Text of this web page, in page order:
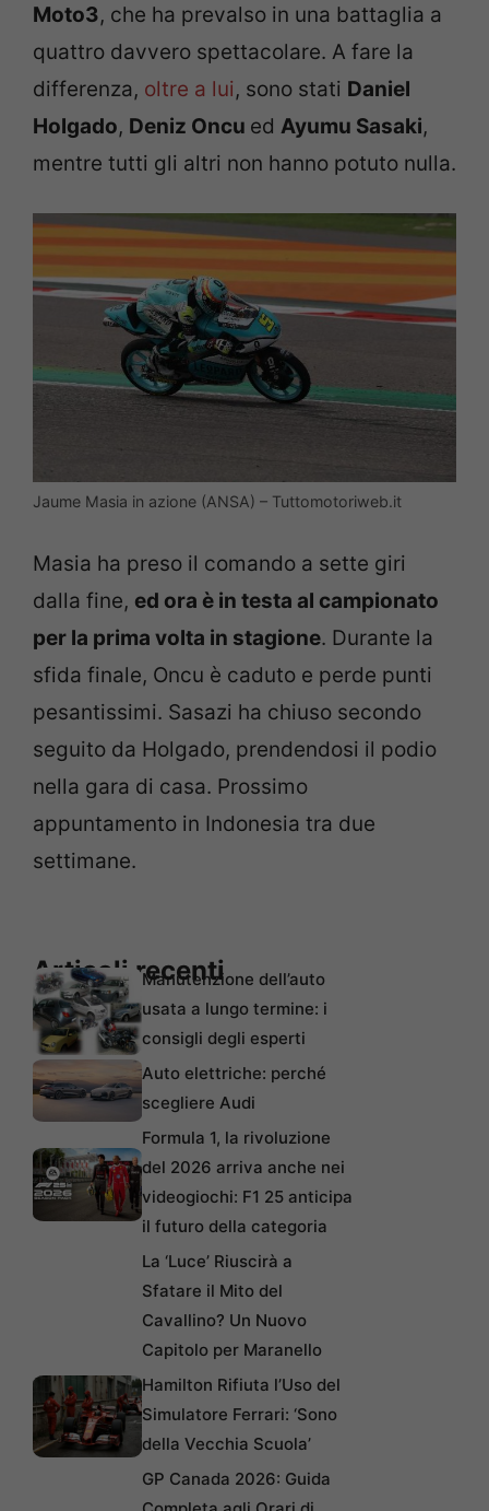
Moto3, che ha prevalso in una battaglia a
quattro davvero spettacolare. A fare la
differenza, oltre a lui, sono stati Daniel
Holgado, Deniz Oncu ed Ayumu Sasaki,
mentre tutti gli altri non hanno potuto nulla.
Jaume Masia in azione (ANSA) – Tuttomotoriweb.it
Masia ha preso il comando a sette giri
dalla fine, ed ora è in testa al campionato
per la prima volta in stagione. Durante la
sfida finale, Oncu è caduto e perde punti
pesantissimi. Sasazi ha chiuso secondo
seguito da Holgado, prendendosi il podio
nella gara di casa. Prossimo
appuntamento in Indonesia tra due
settimane.
Articoli recentiManutenzione dell’auto
usata a lungo termine: i
consigli degli esperti
Auto elettriche: perché
scegliere Audi
Formula 1, la rivoluzione
del 2026 arriva anche nei
videogiochi: F1 25 anticipa
il futuro della categoria
La ‘Luce’ Riuscirà a
Sfatare il Mito del
Cavallino? Un Nuovo
Capitolo per Maranello
Hamilton Rifiuta l’Uso del
Simulatore Ferrari: ‘Sono
della Vecchia Scuola’
GP Canada 2026: Guida